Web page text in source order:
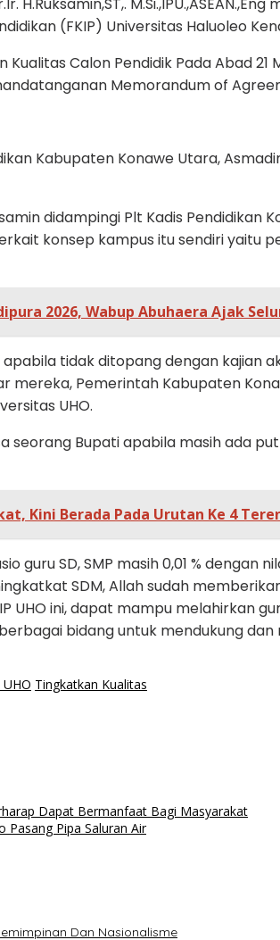
H.Ruksamin,ST,.
(FKIP) Universitas Haluoleo
Calon Pendidik Pada Abad 21
Memorandum of
Kabupaten Konawe Utara,
didampingi Plt Kadis Pendidikan
konsep kampus itu sendiri yaitu
2026, Wabup Abuhaera Ajak
tidak ditopang dengan kajian
mereka, Pemerintah Kabupaten
UHO.
seorang Bupati apabila masih ada
Kini Berada Pada Urutan Ke 4
guru SD, SMP masih 0,01 %
SDM, Allah sudah
UHO ini, dapat mampu melahirkan
bidang untuk mendukung dan
Tingkatkan Kualitas
Dapat Bermanfaat Bagi Masyarakat
Pasang Pipa Saluran Air
Dan Nasionalisme